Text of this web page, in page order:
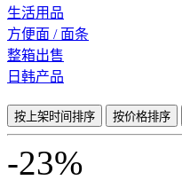
生活用品
方便面 / 面条
整箱出售
日韩产品
按上架时间排序 按价格排序
-23%